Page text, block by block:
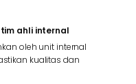
ahli internal
oleh unit internal
kualitas dan